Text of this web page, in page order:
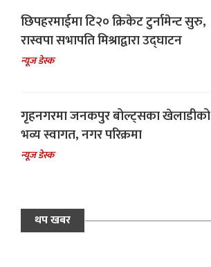
छिपहरमाईमा टि२० क्रिकेट टुर्नामेन्ट सुरु,
रास्वपा सभापति मिश्राद्वारा उद्घाटन
न्यूज डेस्क
गृहनगरमा जनकपुर बोल्ट्सका खेलाडीको
भव्य स्वागत, नगर परिक्रमा
न्यूज डेस्क
थप खबर